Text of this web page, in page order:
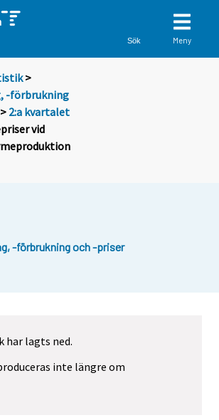
Sök Meny
>
-förbrukning
2:a kvartalet
vid
-förbrukning och -priser
har lagts ned.
inte längre om